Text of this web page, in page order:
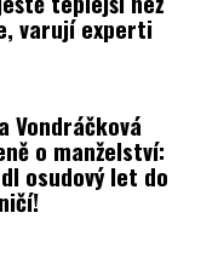
varují experti
Vondráčková
o manželství:
osudový let do